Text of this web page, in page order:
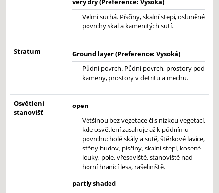
very dry (Preference: Vysoká)
Velmi suchá. Písčiny, skalní stepi, osluněné
povrchy skal a kamenitých sutí.
Stratum
Ground layer (Preference: Vysoká)
Půdní povrch. Půdní povrch, prostory pod
kameny, prostory v detritu a mechu.
Osvětlení
stanovišť
open
Většinou bez vegetace či s nízkou vegetací,
kde osvětlení zasahuje až k půdnímu
povrchu: holé skály a sutě, štěrkové lavice,
stěny budov, písčiny, skalní stepi, kosené
louky, pole, vřesoviště, stanoviště nad
horní hranicí lesa, rašeliniště.
partly shaded